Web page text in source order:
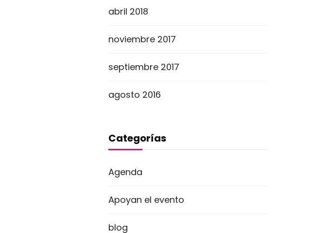
abril 2018
noviembre 2017
septiembre 2017
agosto 2016
Categorías
Agenda
Apoyan el evento
blog